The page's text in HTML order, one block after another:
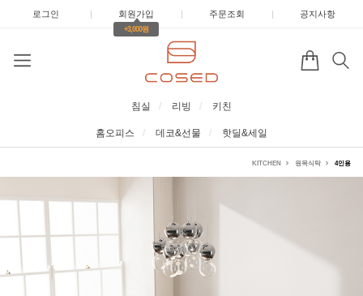
로그인 | 회원가입 |
+3,000원
주문조회 | 공지사항
침실 리빙 키친
홈오피스 데코&선물 핫딜&세일
KITCHEN 원목식탁 4인용